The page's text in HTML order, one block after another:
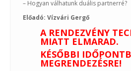
– Hogyan válhatunk duális partnerré?
Előadó: Vízvári Gergő
A RENDEZVÉNY
MIATT ELMARAD.
KÉSŐBBI
MEGRENDEZÉSRE!